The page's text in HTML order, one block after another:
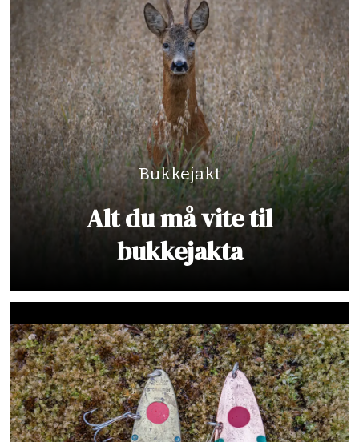
Bukkejakt
Alt du må vite til
bukkejakta